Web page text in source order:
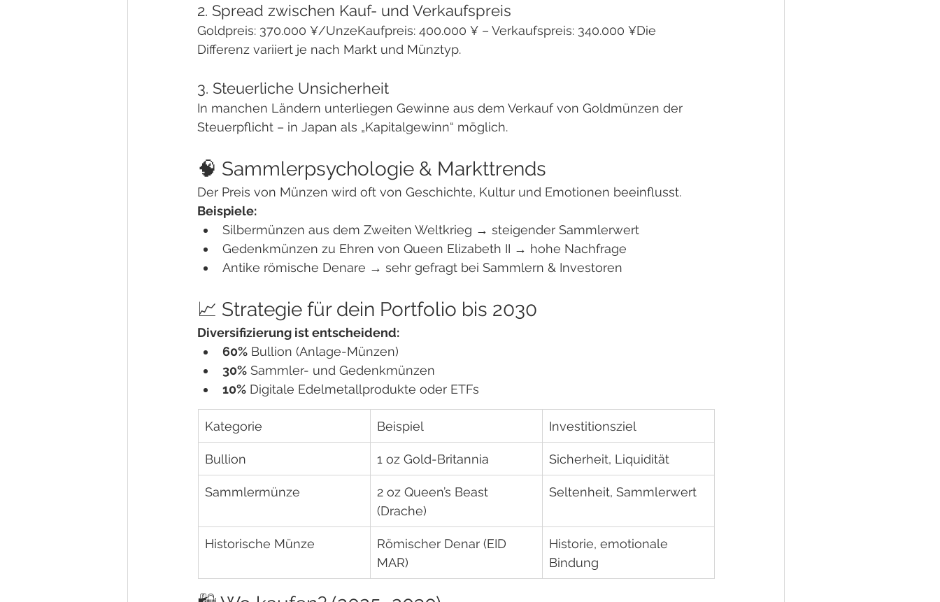
2. Spread zwischen Kauf- und Verkaufspreis
Goldpreis: 370.000 ¥/UnzeKaufpreis: 400.000 ¥ – Verkaufspreis: 340.000 ¥Die
Differenz variiert je nach Markt und Münztyp.
3. Steuerliche Unsicherheit
In manchen Ländern unterliegen Gewinne aus dem Verkauf von Goldmünzen der
Steuerpflicht – in Japan als „Kapitalgewinn“ möglich.
🧠 Sammlerpsychologie & Markttrends
Der Preis von Münzen wird oft von Geschichte, Kultur und Emotionen beeinflusst.
Beispiele:
Silbermünzen aus dem Zweiten Weltkrieg → steigender Sammlerwert
Gedenkmünzen zu Ehren von Queen Elizabeth II → hohe Nachfrage
Antike römische Denare → sehr gefragt bei Sammlern & Investoren
📈 Strategie für dein Portfolio bis 2030
Diversifizierung ist entscheidend:
60% Bullion (Anlage-Münzen)
30% Sammler- und Gedenkmünzen
10% Digitale Edelmetallprodukte oder ETFs
Kategorie Beispiel Investitionsziel
Bullion 1 oz Gold-Britannia Sicherheit, Liquidität
Sammlermünze
2 oz Queen’s Beast
(Drache)
Seltenheit, Sammlerwert
Historische Münze
Römischer Denar (EID
MAR)
Historie, emotionale
Bindung